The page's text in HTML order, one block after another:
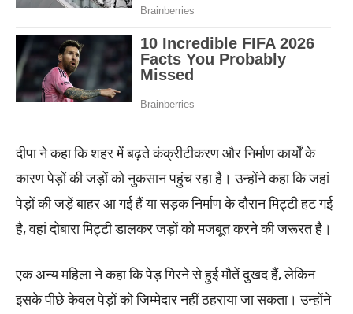
दीपा ने कहा कि शहर में बढ़ते कंक्रीटीकरण और निर्माण कार्यों के
कारण पेड़ों की जड़ों को नुकसान पहुंच रहा है। उन्होंने कहा कि जहां
पेड़ों की जड़ें बाहर आ गई हैं या सड़क निर्माण के दौरान मिट्टी हट गई
है, वहां दोबारा मिट्टी डालकर जड़ों को मजबूत करने की जरूरत है।
एक अन्य महिला ने कहा कि पेड़ गिरने से हुई मौतें दुखद हैं, लेकिन
इसके पीछे केवल पेड़ों को जिम्मेदार नहीं ठहराया जा सकता। उन्होंने